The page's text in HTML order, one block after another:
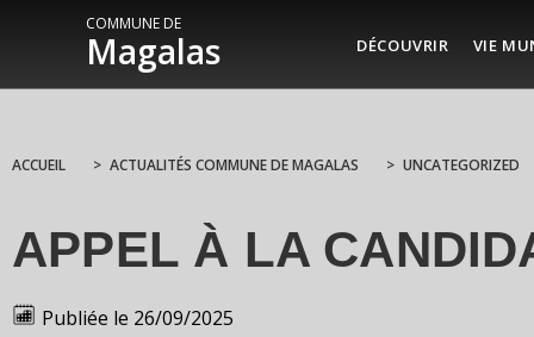
COMMUNE DE
Magalas DÉCOUVRIR VIE
ACCUEIL > ACTUALITÉS COMMUNE DE MAGALAS > UNCATEGORIZED
APPEL À LA
Publiée le 26/09/2025